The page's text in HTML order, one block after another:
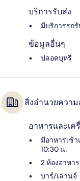
บริการรับส่ง
มีบริการรถ
ข้อมูลอื่นๆ
ปลอดบุหรี่
สิ่งอำนวยควา
อาหารและเค
มีอาหารเช้
10:30 น.
2 ห้องอาหาร
บาร์/เลานจ์